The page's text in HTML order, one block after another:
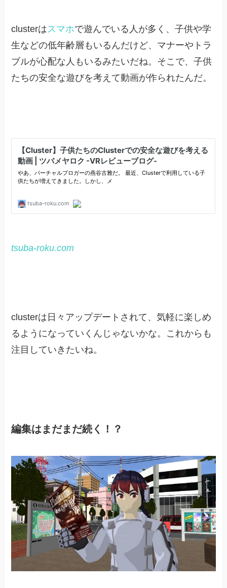
clusterは スマホで遊んでいる人が多く、子供や学
生などの低年齢層もいるんだけど、マナーやトラ
ブルが心配な人もいるみたいだね。そこで、子供
たちの安全な遊びを考えて動画が作られたんだ。
tsuba-roku.com
clusterは日々アップデートされて、気軽に楽しめ
るようになっていくんじゃないかな。これからも
注目していきたいね。
編集はまだまだ続く！？